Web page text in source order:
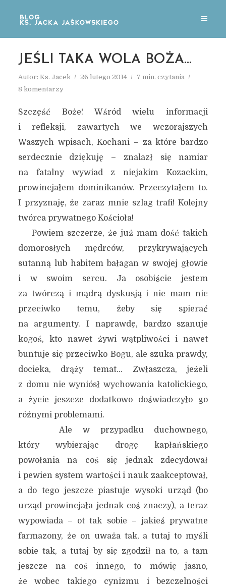
JEŚLI TAKA WOLA BOŻA…
Autor: Ks. Jacek 26 lutego 2014
7 min. czytania
8 komentarzy
Szczęść Boże! Wśród wielu informacji
i refleksji, zawartych we wczorajszych
Waszych wpisach, Kochani – za które bardzo
serdecznie dziękuję – znalazł się namiar
na fatalny wywiad z niejakim Kozackim,
prowincjałem dominikanów. Przeczytałem to.
I przyznaję, że zaraz mnie szlag trafi! Kolejny
twórca prywatnego Kościoła!
Powiem szczerze, że już mam dość takich
domorosłych mędrców, przykrywających
sutanną lub habitem bałagan w swojej głowie
i w swoim sercu. Ja osobiście jestem
za twórczą i mądrą dyskusją i nie mam nic
przeciwko temu, żeby się spierać
na argumenty. I naprawdę, bardzo szanuje
kogoś, kto nawet żywi wątpliwości i nawet
buntuje się przeciwko Bogu, ale szuka prawdy,
docieka, drąży temat… Zwłaszcza, jeżeli
z domu nie wyniósł wychowania katolickiego,
a życie jeszcze dodatkowo doświadczyło go
różnymi problemami.
Ale w przypadku duchownego,
który wybierając drogę kapłańskiego
powołania na coś się jednak zdecydował
i pewien system wartości i nauk zaakceptował,
a do tego jeszcze piastuje wysoki urząd (bo
urząd prowincjała jednak coś znaczy), a teraz
wypowiada – ot tak sobie – jakieś prywatne
farmazony, że on uważa tak, a tutaj to myśli
sobie tak, a tutaj by się zgodził na to, a tam
jeszcze na coś innego, to mówię jasno,
że wobec takiego cynizmu i bezczelności